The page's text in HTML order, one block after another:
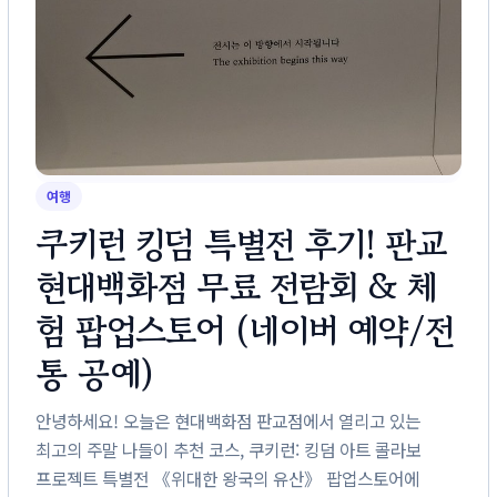
여행
쿠키런 킹덤 특별전 후기! 판교
현대백화점 무료 전람회 & 체
험 팝업스토어 (네이버 예약/전
통 공예)
안녕하세요! 오늘은 현대백화점 판교점에서 열리고 있는
최고의 주말 나들이 추천 코스, 쿠키런: 킹덤 아트 콜라보
프로젝트 특별전 《위대한 왕국의 유산》 팝업스토어에